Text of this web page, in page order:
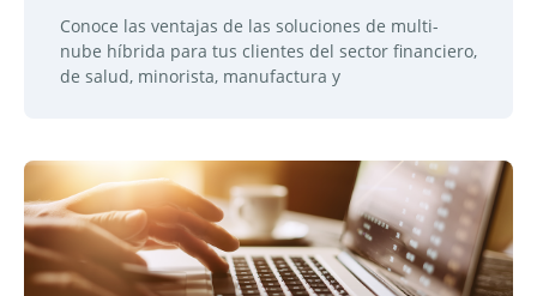
Conoce las ventajas de las soluciones de multi-
nube híbrida para tus clientes del sector financiero,
de salud, minorista, manufactura y